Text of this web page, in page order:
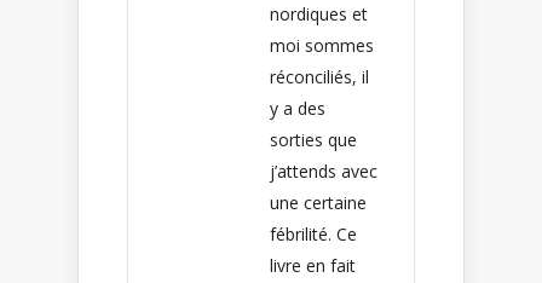
nordiques et
moi sommes
réconciliés, il
y a des
sorties que
j’attends avec
une certaine
fébrilité. Ce
livre en fait